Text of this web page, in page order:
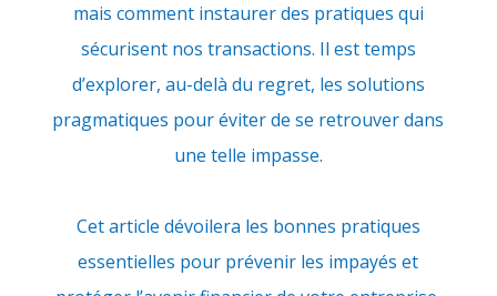
mais comment instaurer des pratiques qui
sécurisent nos transactions. Il est temps
d’explorer, au-delà du regret, les solutions
pragmatiques pour éviter de se retrouver dans
une telle impasse.
Cet article dévoilera les bonnes pratiques
essentielles pour prévenir les impayés et